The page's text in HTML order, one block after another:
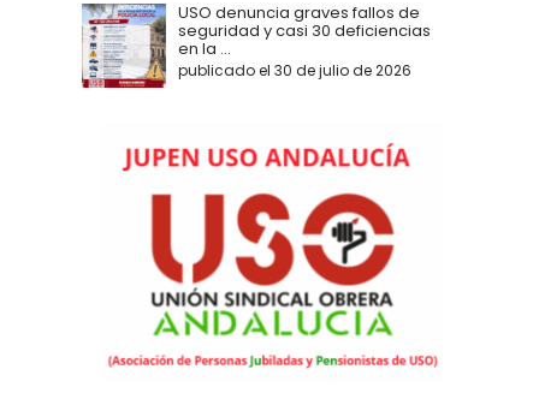
USO denuncia graves fallos de
seguridad y casi 30 deficiencias
en la ...
publicado el 30 de julio de 2026